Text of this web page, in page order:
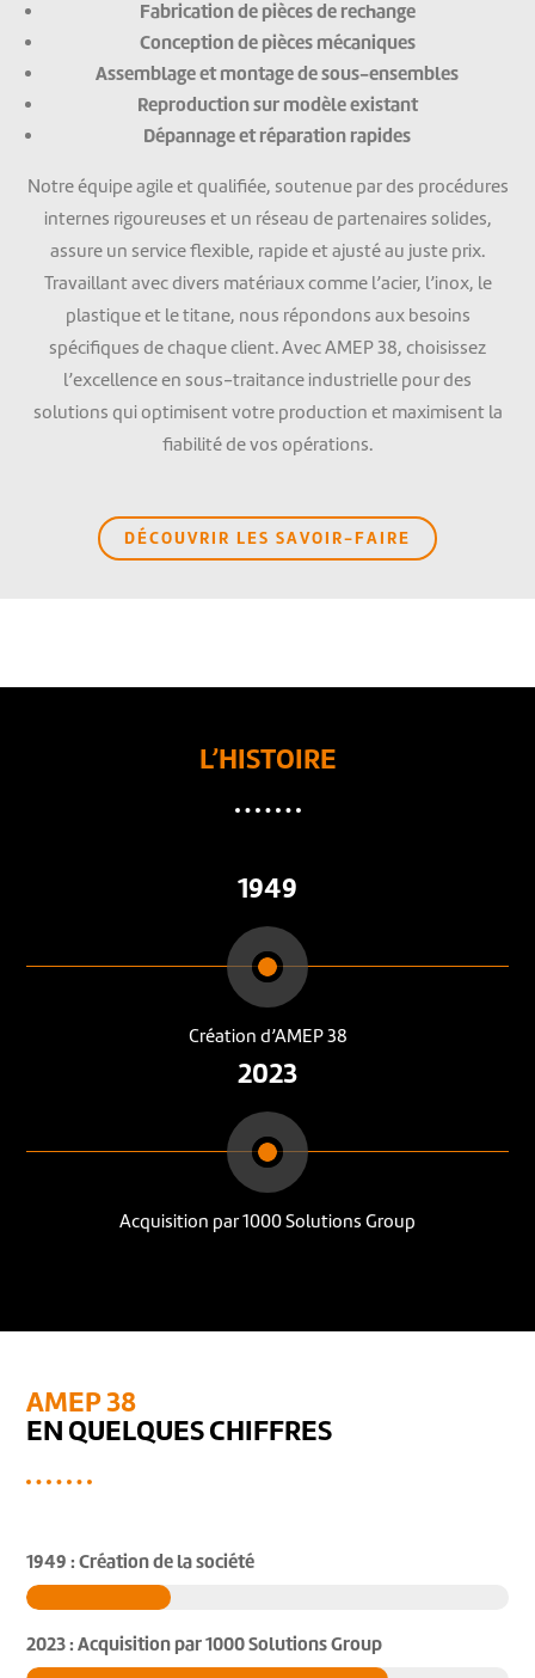
Fabrication de pièces de rechange
Conception de pièces mécaniques
Assemblage et montage de sous-ensembles
Reproduction sur modèle existant
Dépannage et réparation rapides
Notre équipe agile et qualifiée, soutenue par des procédures
internes rigoureuses et un réseau de partenaires solides,
assure un service flexible, rapide et ajusté au juste prix.
Travaillant avec divers matériaux comme l’acier, l’inox, le
plastique et le titane, nous répondons aux besoins
spécifiques de chaque client. Avec AMEP 38, choisissez
l’excellence en sous-traitance industrielle pour des
solutions qui optimisent votre production et maximisent la
fiabilité de vos opérations.
DÉCOUVRIR LES SAVOIR-FAIRE
L’HISTOIRE
1949
Création d’AMEP 38
2023
Acquisition par 1000 Solutions Group
AMEP 38
EN QUELQUES CHIFFRES
1949 : Création de la société
2023 : Acquisition par 1000 Solutions Group